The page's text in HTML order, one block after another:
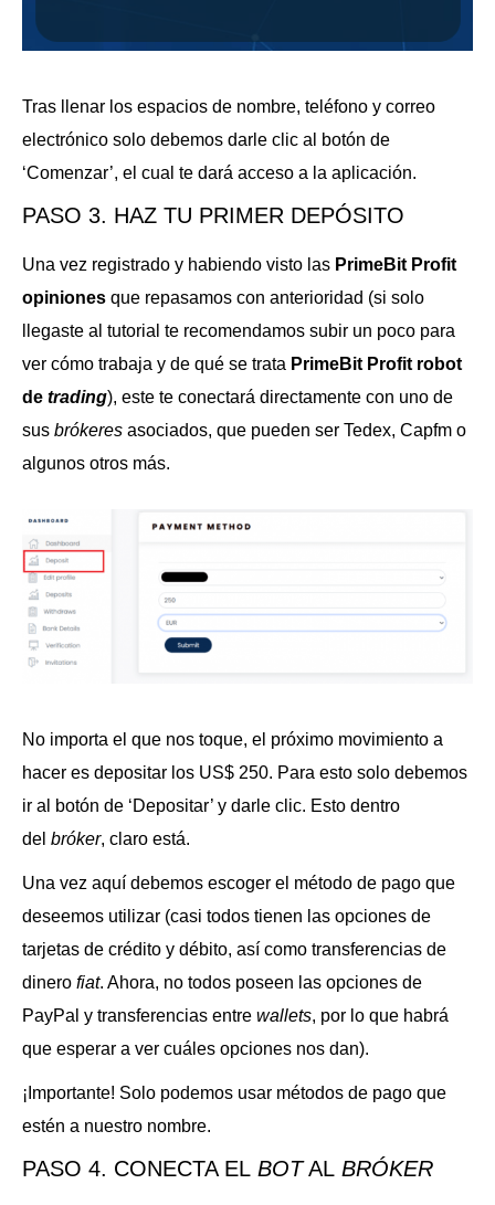
Tras llenar los espacios de nombre, teléfono y correo
electrónico solo debemos darle clic al botón de
‘Comenzar’, el cual te dará acceso a la aplicación.
PASO 3. HAZ TU PRIMER DEPÓSITO
Una vez registrado y habiendo visto las PrimeBit Profit
opiniones que repasamos con anterioridad (si solo
llegaste al tutorial te recomendamos subir un poco para
ver cómo trabaja y de qué se trata PrimeBit Profit robot
de trading), este te conectará directamente con uno de
sus brókeres asociados, que pueden ser Tedex, Capfm o
algunos otros más.
No importa el que nos toque, el próximo movimiento a
hacer es depositar los US$ 250. Para esto solo debemos
ir al botón de ‘Depositar’ y darle clic. Esto dentro
del bróker, claro está.
Una vez aquí debemos escoger el método de pago que
deseemos utilizar (casi todos tienen las opciones de
tarjetas de crédito y débito, así como transferencias de
dinero fiat. Ahora, no todos poseen las opciones de
PayPal y transferencias entre wallets, por lo que habrá
que esperar a ver cuáles opciones nos dan).
¡Importante! Solo podemos usar métodos de pago que
estén a nuestro nombre.
PASO 4. CONECTA EL BOTAL BRÓKER